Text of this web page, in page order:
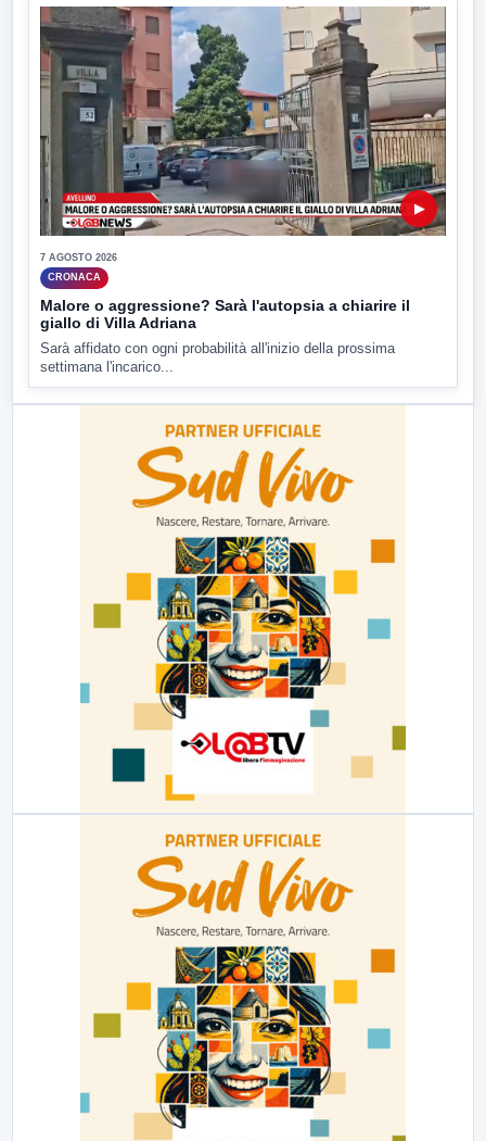
▶
7 AGOSTO 2026
CRONACA
Malore o aggressione? Sarà l'autopsia a chiarire il
giallo di Villa Adriana
Sarà affidato con ogni probabilità all'inizio della prossima
settimana l'incarico...